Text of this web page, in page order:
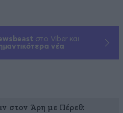
στο Viber και
νέα
στον Άρη με Πέρεθ: